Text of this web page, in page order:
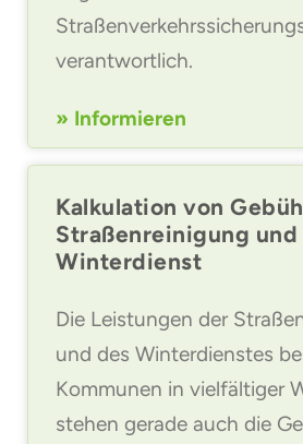
verantwortlich.
» Informieren
Kalkulation von
Straßenreinigung und
Winterdienst
Die Leistungen der
und des Winterdienstes
Kommunen in vielfältiger
stehen gerade auch die